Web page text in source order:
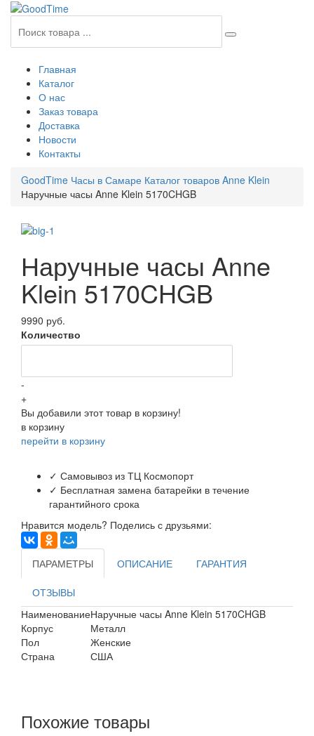
Главная
Каталог
О нас
Заказ товара
Доставка
Новости
Контакты
GoodTime Часы в Самаре Каталог товаров Anne Klein
Наручные часы Anne Klein 5170CHGB
Наручные часы Anne
Klein 5170CHGB
9990 руб.
Количество
-
+
Вы добавили этот товар в корзину!
в корзину
перейти в корзину
✓ Самовывоз из ТЦ Космопорт
✓ Бесплатная замена батарейки в течение
гарантийного срока
Нравится модель? Поделись с друзьями:
ПАРАМЕТРЫ ОПИСАНИЕ ГАРАНТИЯ
ОТЗЫВЫ
НаименованиеНаручные часы Anne Klein 5170CHGB
Корпус
Металл
Пол
Женские
Страна
США
Похожие товары